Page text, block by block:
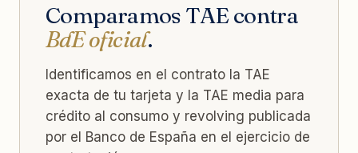
Comparamos TAE contra
BdE oficial.
Identificamos en el contrato la TAE
exacta de tu tarjeta y la TAE media para
crédito al consumo y revolving publicada
por el Banco de España en el ejercicio de